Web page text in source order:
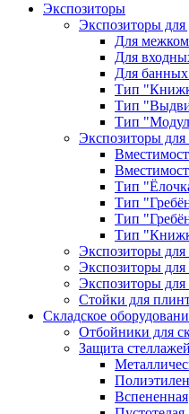
Экспозиторы
Экспозиторы для
Для
Для
Для банных
Тип
Тип
Тип
Экспозиторы для
Тип
Тип
Тип
Тип
Экспозиторы для
Экспозиторы для
Экспозиторы для
Стойки для
Складское
Отбойники для
Защита стеллажей
Вспененная